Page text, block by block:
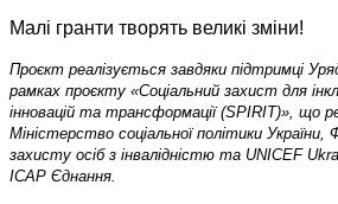
Малі гранти творять великі зміни!
Проєкт реалізується завдяки підтримці
рамках проєкту «Соціальний захист для
інновацій та трансформації (SPIRIT)», що
Міністерство соціальної політики України,
захисту осіб з інвалідністю та UNICEF
ІСАР Єднання.